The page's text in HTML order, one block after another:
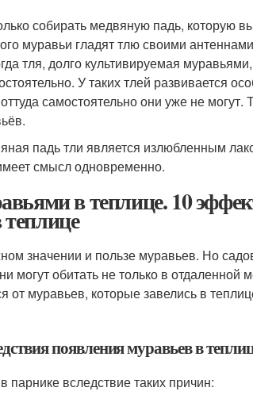
собирать медвяную падь, которую
муравьи гладят тлю своими
тля, долго культивируемая
У таких тлей развивается
самостоятельно они уже не
падь тли является излюбленным
смысл одновременно.
в теплице. 10
значении и пользе муравьев. Но
могут обитать не только в отдаленной
от муравьев, которые завелись в
появления муравьев в
парнике вследствие таких причин: